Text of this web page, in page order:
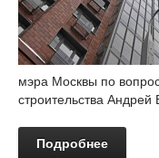
мэра Москвы по
строительства Андрей
Подробнее